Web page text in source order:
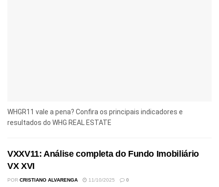
WHGR11 vale a pena? Confira os principais indicadores e
resultados do WHG REAL ESTATE
VXXV11: Análise completa do Fundo Imobiliário
VX XVI
POR CRISTIANO ALVARENGA 11/10/2025 0